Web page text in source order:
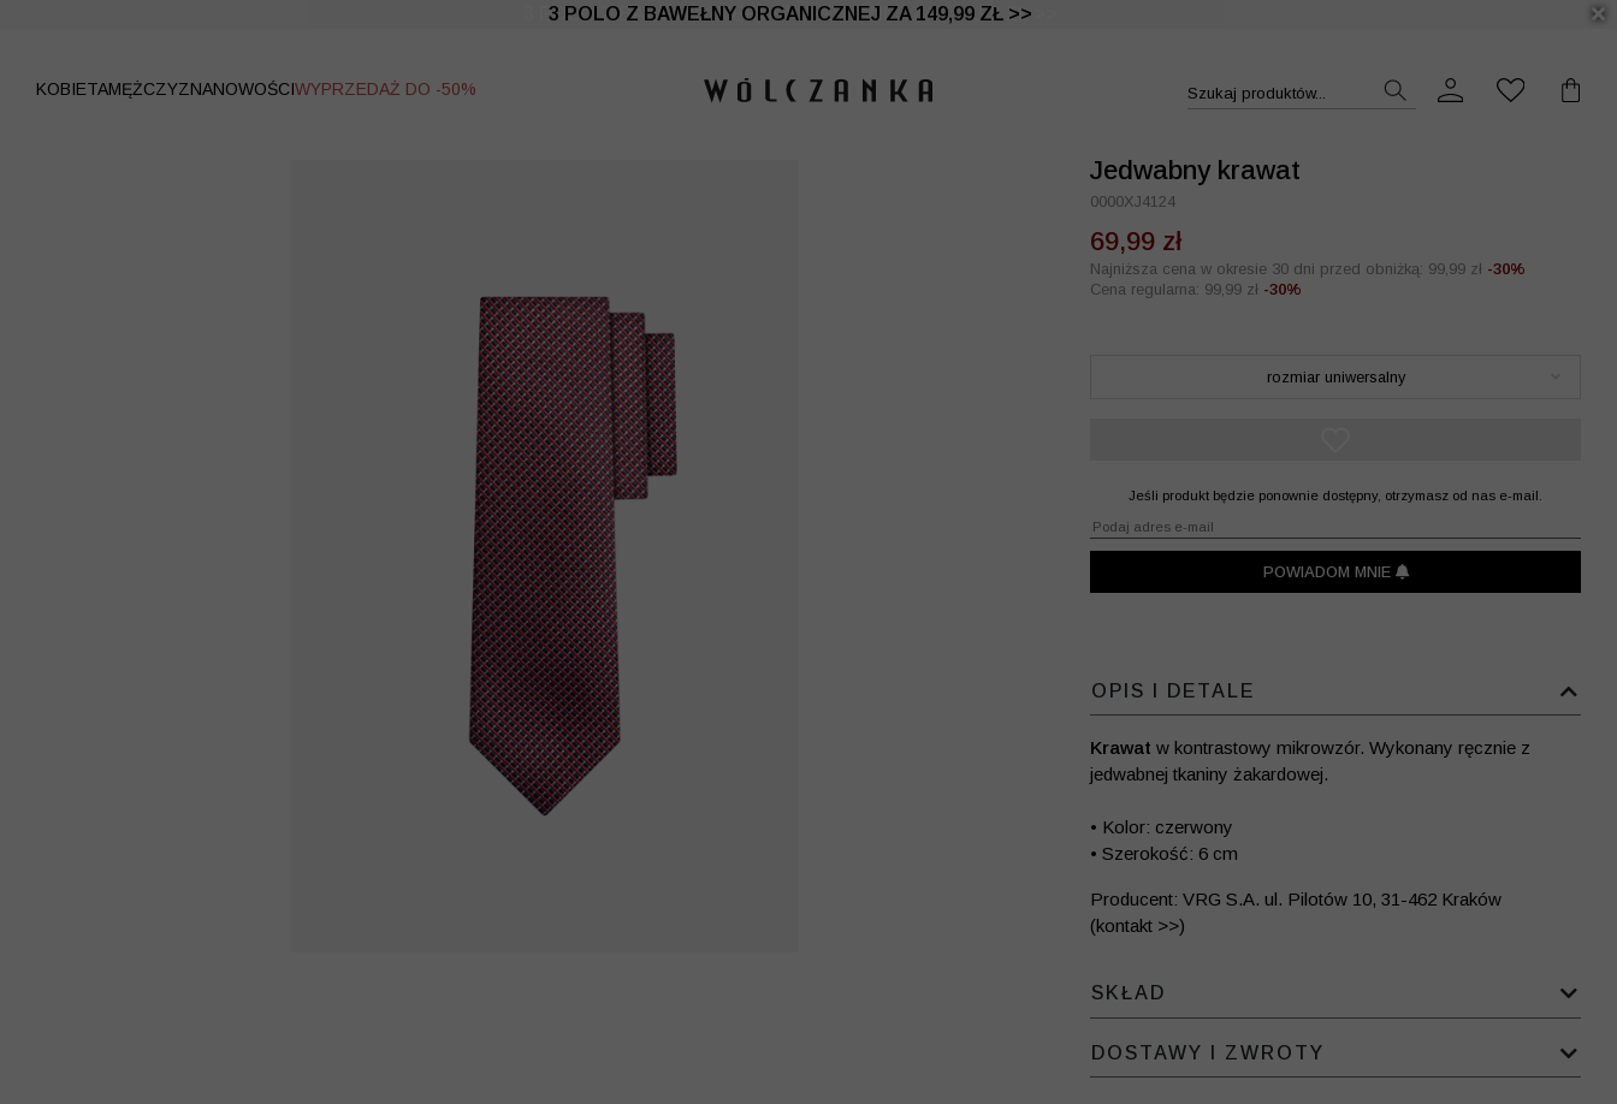
3 POLO Z BAWEŁNY ORGANICZNEJ ZA 149,99 ZŁ >>
WYPRZEDAŻ DO -50% | DODATKOWE -30% NA DRUGI I TRZECI PRODUKT >>
KOBIETAMĘŻCZYZNANOWOŚCIWYPRZEDAŻ DO -50% Szukaj produktów...
Jedwabny krawat
0000XJ4124
69,99 zł
Najniższa cena w okresie 30 dni przed obniżką: 99,99 zł -30%
Cena regularna: 99,99 zł -30%
rozmiar uniwersalny
Jeśli produkt będzie ponownie dostępny, otrzymasz od nas e-mail.
POWIADOM MNIE
OPIS I DETALE
Krawat w kontrastowy mikrowzór. Wykonany ręcznie z
jedwabnej tkaniny żakardowej.
• Kolor: czerwony
• Szerokość: 6 cm
Producent: VRG S.A. ul. Pilotów 10, 31-462 Kraków
(kontakt >>)
SKŁAD
DOSTAWY I ZWROTY